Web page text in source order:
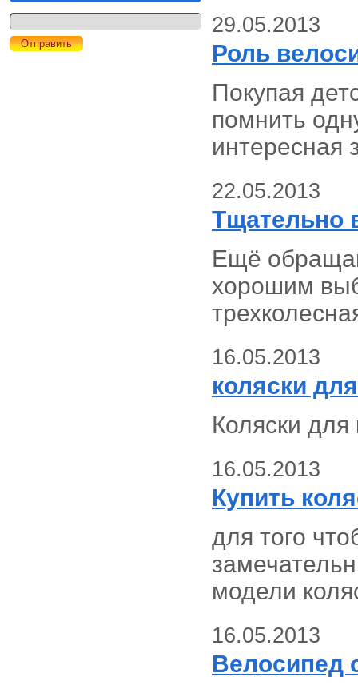
29.05.2013
Роль
Покупая
помнить
интересная
22.05.2013
Тщательно
Ещё
хорошим
16.05.2013
коляски
Коляски для
16.05.2013
Купить
для того
модели
16.05.2013
Велосипед